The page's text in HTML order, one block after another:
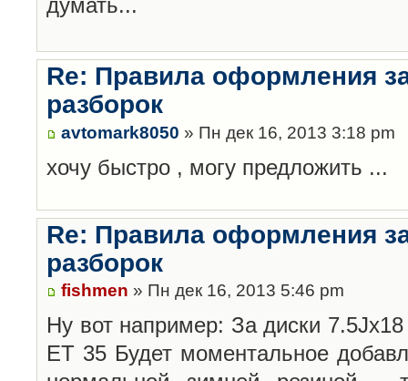
Re: Правила оформления
разборок
avtomark8050 » Пн дек 16, 2013 3:18 pm
хочу быстро , могу предложить ...
Re: Правила оформления
разборок
fishmen » Пн дек 16, 2013 5:46 pm
Ну вот например: За диски
ET 35 Будет моментальное